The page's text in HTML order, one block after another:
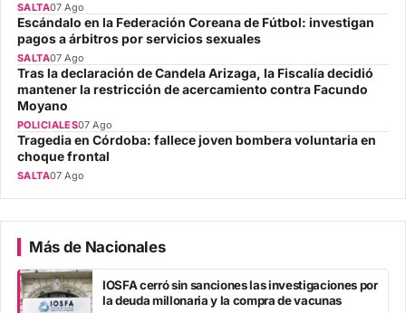
SALTA07 Ago
Escándalo en la Federación Coreana de Fútbol: investigan
pagos a árbitros por servicios sexuales
SALTA07 Ago
Tras la declaración de Candela Arizaga, la Fiscalía decidió
mantener la restricción de acercamiento contra Facundo
Moyano
POLICIALES07 Ago
Tragedia en Córdoba: fallece joven bombera voluntaria en
choque frontal
SALTA07 Ago
Más de Nacionales
IOSFA cerró sin sanciones las investigaciones por
la deuda millonaria y la compra de vacunas